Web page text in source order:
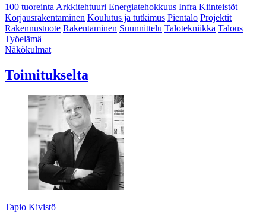
100 tuoreintaArkkitehtuuri Energiatehokkuus Infra Kiinteistöt
Korjausrakentaminen Koulutus ja tutkimus Pientalo Projektit
Rakennustuote Rakentaminen Suunnittelu Talotekniikka Talous
Työelämä
Näkökulmat
Toimitukselta
Tapio Kivistö